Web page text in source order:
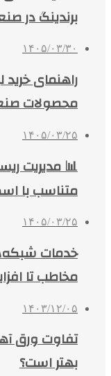
برندینگ در
۱۴۰۵/۰۳/۳۰
راهنمای خرید
محصولات
۱۴۰۵/۰۳/۲۵
📊 مدیریت
متناسب با
۱۴۰۵/۰۳/۲۵
مخاطب تا
۱۴۰۳/۱۲/۰۵
تفاوت ورق
بهتر است؟